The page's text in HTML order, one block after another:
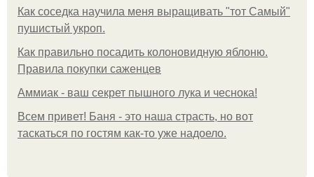
Как соседка научила меня выращивать "тот Самый"
пушистый укроп.
Как правильно посадить колоновидную яблоню.
Правила покупки саженцев
Аммиак - ваш секрет пышного лука и чеснока!
Всем привет! Баня - это наша страсть, но вот
таскаться по гостям как-то уже надоело.